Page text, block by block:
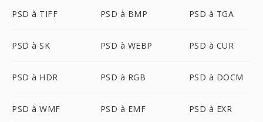
PSD à TIFF PSD à BMP PSD à TGA
PSD à SK PSD à WEBP PSD à CUR
PSD à HDR PSD à RGB PSD à DOCM
PSD à WMF PSD à EMF PSD à EXR